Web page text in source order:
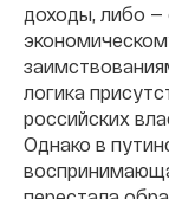
доходы, либо —
логика
российских
Однако в